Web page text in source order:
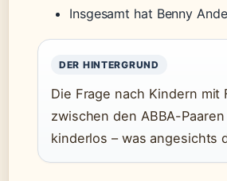
Insgesamt hat Benny
DER HINTERGRUND
Die Frage nach Kindern mit
zwischen den ABBA-
kinderlos – was angesichts